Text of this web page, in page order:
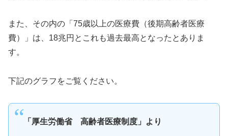
また、その内の「75歳以上の医療費（後期高齢者医療
費）」は、18兆円とこれも過去最高となったとありま
す。
下記のグラフをご覧ください。
「厚生労働省 高齢者医療制度」より